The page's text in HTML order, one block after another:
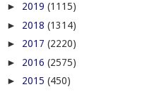
► 2019 (1115)
► 2018 (1314)
► 2017 (2220)
► 2016 (2575)
► 2015 (450)